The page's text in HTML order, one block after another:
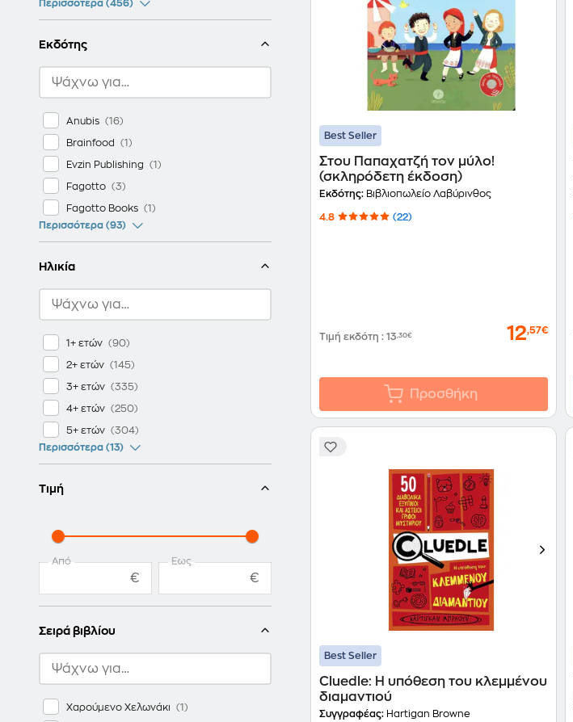
Περισσότερα (456)
Εκδότης
Anubis
Brainfood
Evzin Publishing
Fagotto
Fagotto Books
Περισσότερα (93)
Ηλικία
1+ ετών
2+ ετών
3+ ετών
4+ ετών
5+ ετών
Περισσότερα (13)
Τιμή
Από
€
Έως
€
Σειρά βιβλίου
Χαρούμενο Χελωνάκι
Best Seller
Στου Παπαχατζή τον μύλο!
(σκληρόδετη έκδοση)
Εκδότης: Βιβλιοπωλείο Λαβύρινθος
4.8 (22)
Τιμή εκδότη : 13,30€ 12,57€
Προσθήκη
Best Seller
Cluedle: Η υπόθεση του κλεμμένου
διαμαντιού
Συγγραφέας: Hartigan Browne